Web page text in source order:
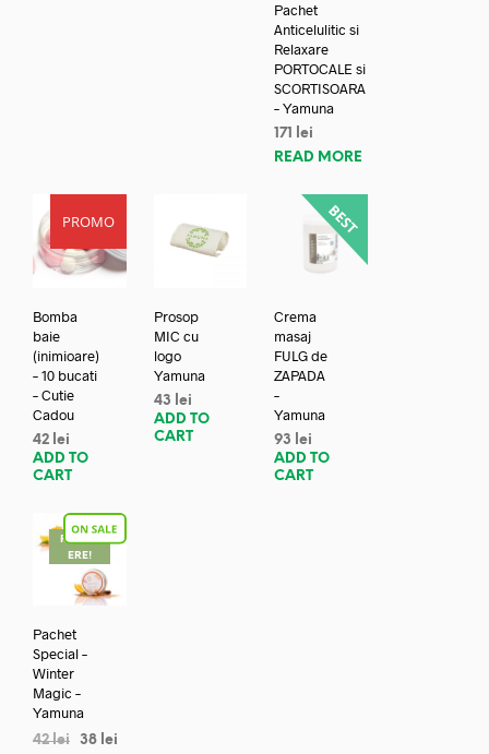
Pachet
Anticelulitic si
Relaxare
PORTOCALE si
SCORTISOARA
– Yamuna
171
lei
READ MORE
PROMO
Bomba
baie
(inimioare)
– 10 bucati
– Cutie
Cadou
42 lei
ADD TO
CART
Prosop
MIC cu
logo
Yamuna
43
lei
ADD TO
CART
Crema
masaj
FULG de
ZAPADA
–
Yamuna
93
lei
ADD TO
CART
REDUC
ERE!
Pachet
Special –
Winter
Magic –
Yamuna
42lei 38 lei